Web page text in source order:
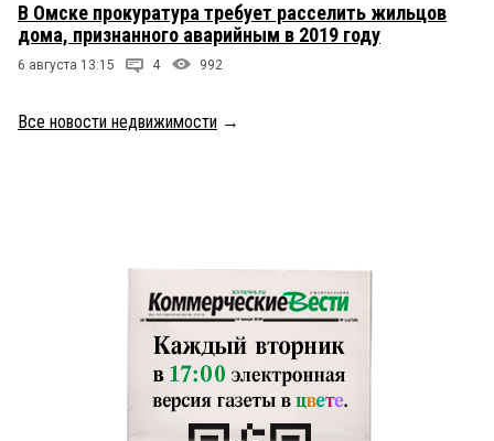
В Омске прокуратура требует расселить жильцов
дома, признанного аварийным в 2019 году
6 августа 13:15 4 992
Все новости недвижимости →